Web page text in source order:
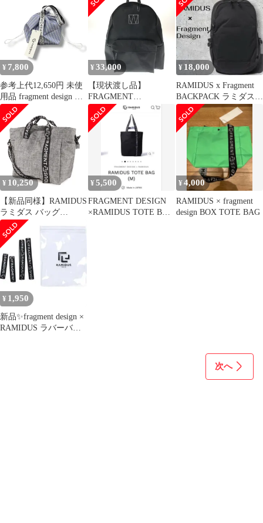
¥ 7,800
参考上代12,650円 未使
用品 fragment design ×
RAMIDUS
DRAWSTRING POUCH
フラグメントドロース
トリングポーチ バッグ
鞄 コラボ ラミダス フ
ラグメントデザイン
B008109 ネイビー O/S
1541A2
¥ 33,000
【現状渡し品】
FRAGMENT
DESIGN×WEEKEND
SEQUEL×RAMIDUS フ
ラグメント デザイン×
ウィークエンド シーク
エル×ラミダス BAC
PAC バックパックリュ
ック カバン 【188-
260714-ki-06-tagh】
¥ 18,000
RAMIDUS x Fragment
BACKPACK ラミダス
藤原ヒロシ
¥ 10,250
【新品同様】RAMIDUS
ラミダス バッグ
fragment design 2WAY
トートバッグ ショルダ
ーバッグ グレー ブラン
ド カバン【メンズ】
【中古】
¥5,500
FRAGMENT DESIGN
×RAMIDUS TOTE BAG
¥4,000
RAMIDUS × fragment
design BOX TOTE BAG
¥ 1,950
新品✨fragment design ×
RAMIDUS ラバーバン
次へ